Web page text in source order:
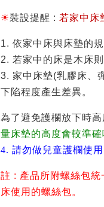
☀裝設提醒 : 若家中床
1. 依家中床與床墊的
2. 若家中的床是木床
3. 家中床墊(乳膠床、
下陷程度產生差異。
為了避免護欄放下時
量床墊的高度會較準確
4. 請勿做兒童護欄使
註 : 產品所附螺絲包
床使用的螺絲包。